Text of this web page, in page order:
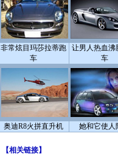
非常炫目玛莎拉蒂跑
车
让男人热血沸
车
奥迪R8火拼直升机 她和它使人
【相关链接】